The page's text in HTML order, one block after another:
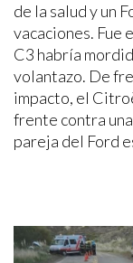
de la salud y un
vacaciones. Fue
C3 habría
volantazo. De
impacto, el
frente contra
pareja del Ford